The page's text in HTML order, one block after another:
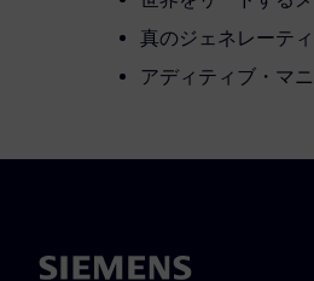
真のジェネレーテ
アディティブ・マ